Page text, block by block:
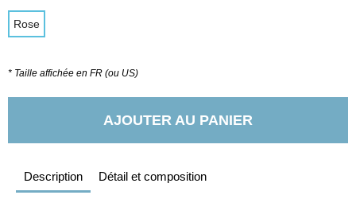
Rose
* Taille affichée en FR (ou US)
AJOUTER AU PANIER
Description Détail et composition